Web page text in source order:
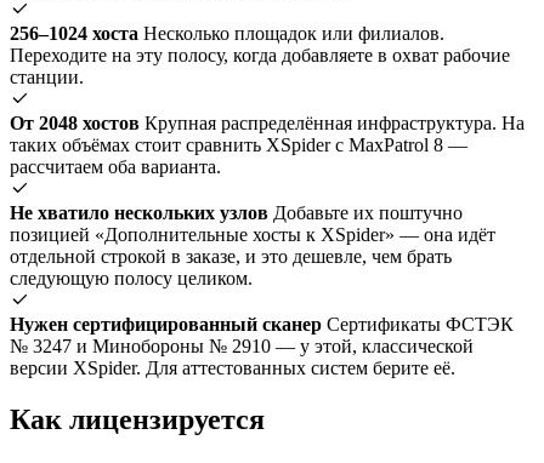
256–1024 хоста Несколько площадок или филиалов.
Переходите на эту полосу, когда добавляете в охват рабочие
станции.
От 2048 хостов Крупная распределённая инфраструктура. На
таких объёмах стоит сравнить XSpider с MaxPatrol 8 —
рассчитаем оба варианта.
Не хватило нескольких узлов Добавьте их поштучно
позицией «Дополнительные хосты к XSpider» — она идёт
отдельной строкой в заказе, и это дешевле, чем брать
следующую полосу целиком.
Нужен сертифицированный сканер Сертификаты ФСТЭК
№ 3247 и Минобороны № 2910 — у этой, классической
версии XSpider. Для аттестованных систем берите её.
Как лицензируется